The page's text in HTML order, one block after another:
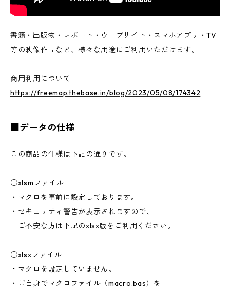
書籍・出版物・レポート・ウェブサイト・スマホアプリ・TV
等の映像作品など、様々な用途にご利用いただけます。
商用利用について
https://freemap.thebase.in/blog/2023/05/08/174342
■データの仕様
この商品の仕様は下記の通りです。
○xlsmファイル
・マクロを事前に設定しております。
・セキュリティ警告が表示されますので、
ご不安な方は下記のxlsx版をご利用ください。
○xlsxファイル
・マクロを設定していません。
・ご自身でマクロファイル（macro.bas）を